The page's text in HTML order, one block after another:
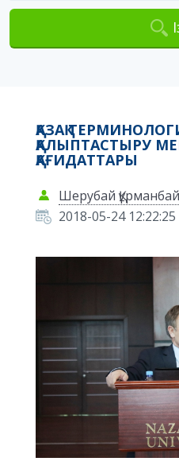
ҚАЗАҚ
ҚАЛЫПТАСТЫРУ
ҚАҒИДАТТАРЫ
Шерубай
2018-05-24 12:22:25